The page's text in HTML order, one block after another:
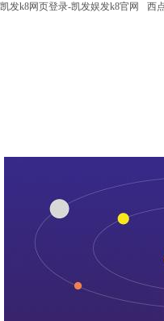
凯发k8网页登录-凯发娱发k8官网 西